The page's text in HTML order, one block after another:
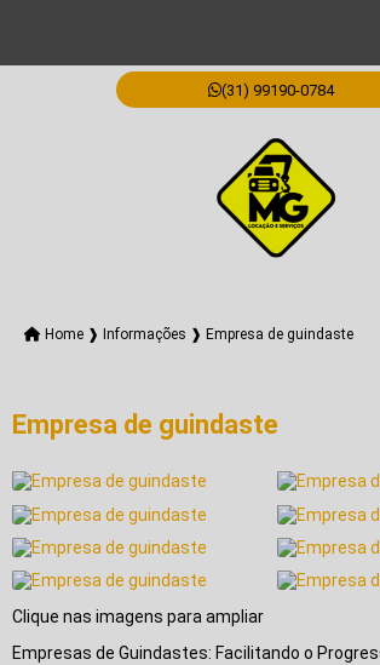
(31) 99190-0784
Home ❱ Informações ❱ Empresa de guindaste
Empresa de guindaste
Clique nas imagens para ampliar
Empresas de Guindastes: Facilitando o